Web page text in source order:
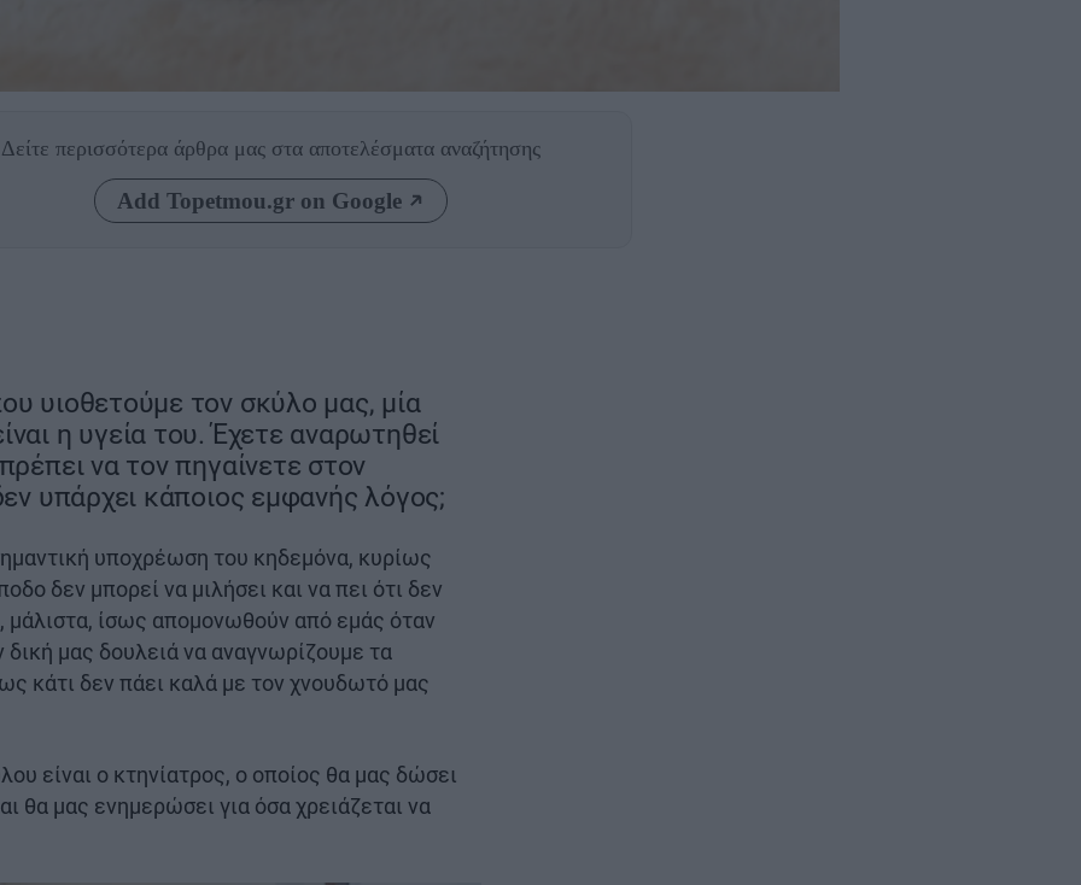
Δείτε περισσότερα άρθρα μας στα αποτελέσματα αναζήτησης
Add Topetmou.gr on Google
υιοθετούμε τον σκύλο μας, μία
η υγεία του. Έχετε αναρωτηθεί
να τον πηγαίνετε στον
υπάρχει κάποιος εμφανής λόγος;
υποχρέωση του κηδεμόνα, κυρίως
δεν μπορεί να μιλήσει και να πει ότι δεν
μάλιστα, ίσως απομονωθούν από εμάς όταν
δική μας δουλειά να αναγνωρίζουμε τα
κάτι δεν πάει καλά με τον χνουδωτό μας
είναι ο κτηνίατρος, ο οποίος θα μας δώσει
θα μας ενημερώσει για όσα χρειάζεται να